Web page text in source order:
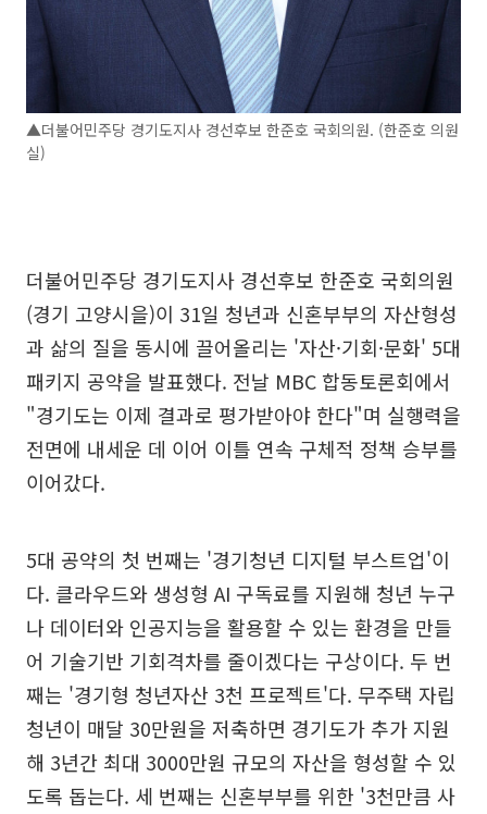
▲더불어민주당 경기도지사 경선후보 한준호 국회의원. (한준호 의원
실)
더불어민주당 경기도지사 경선후보 한준호 국회의원
(경기 고양시을)이 31일 청년과 신혼부부의 자산형성
과 삶의 질을 동시에 끌어올리는 '자산·기회·문화' 5대
패키지 공약을 발표했다. 전날 MBC 합동토론회에서
"경기도는 이제 결과로 평가받아야 한다"며 실행력을
전면에 내세운 데 이어 이틀 연속 구체적 정책 승부를
이어갔다.
5대 공약의 첫 번째는 '경기청년 디지털 부스트업'이
다. 클라우드와 생성형 AI 구독료를 지원해 청년 누구
나 데이터와 인공지능을 활용할 수 있는 환경을 만들
어 기술기반 기회격차를 줄이겠다는 구상이다. 두 번
째는 '경기형 청년자산 3천 프로젝트'다. 무주택 자립
청년이 매달 30만원을 저축하면 경기도가 추가 지원
해 3년간 최대 3000만원 규모의 자산을 형성할 수 있
도록 돕는다. 세 번째는 신혼부부를 위한 '3천만큼 사